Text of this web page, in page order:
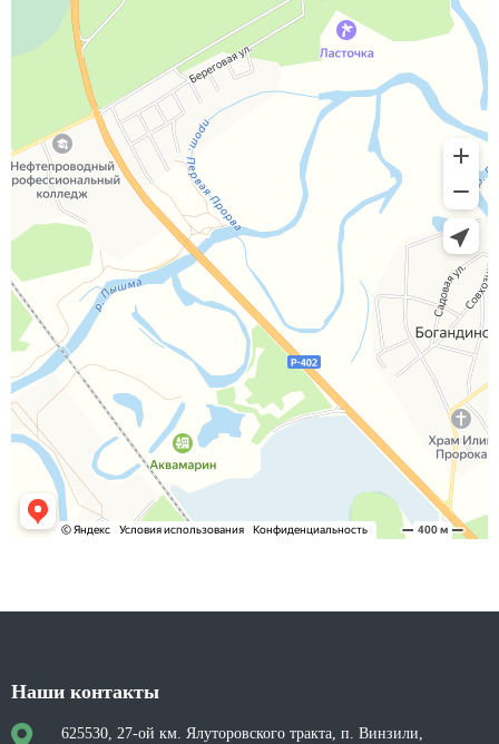
Наши контакты
625530, 27-ой км. Ялуторовского тракта, п. Винзили,